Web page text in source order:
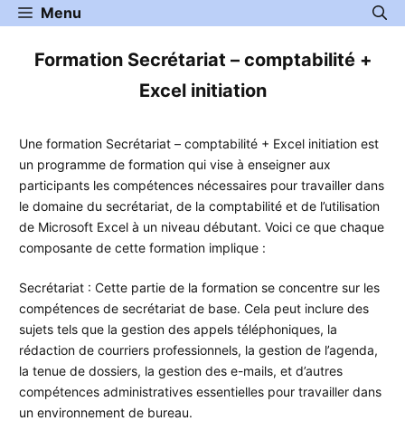
Aller
au
contenu
Menu
Formation Secrétariat – comptabilité +
Excel initiation
Une formation Secrétariat – comptabilité + Excel initiation est
un programme de formation qui vise à enseigner aux
participants les compétences nécessaires pour travailler dans
le domaine du secrétariat, de la comptabilité et de l’utilisation
de Microsoft Excel à un niveau débutant. Voici ce que chaque
composante de cette formation implique :
Secrétariat : Cette partie de la formation se concentre sur les
compétences de secrétariat de base. Cela peut inclure des
sujets tels que la gestion des appels téléphoniques, la
rédaction de courriers professionnels, la gestion de l’agenda,
la tenue de dossiers, la gestion des e-mails, et d’autres
compétences administratives essentielles pour travailler dans
un environnement de bureau.